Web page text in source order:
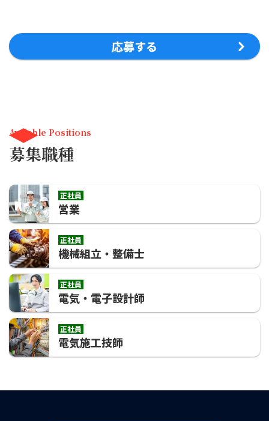
応募する
Avaiable Positions
募集職種
正社員
営業
正社員
機械組立・整備士
正社員
電気・電子設計師
正社員
電気施工技師